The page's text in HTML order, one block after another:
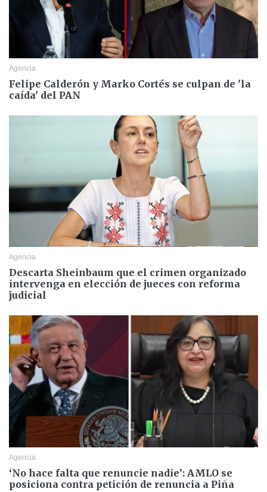
Agencia
Felipe Calderón y Marko Cortés se culpan de 'la
caída' del PAN
Agencia
Descarta Sheinbaum que el crimen organizado
intervenga en elección de jueces con reforma
judicial
Agencia
‘No hace falta que renuncie nadie’: AMLO se
posiciona contra petición de renuncia a Piña